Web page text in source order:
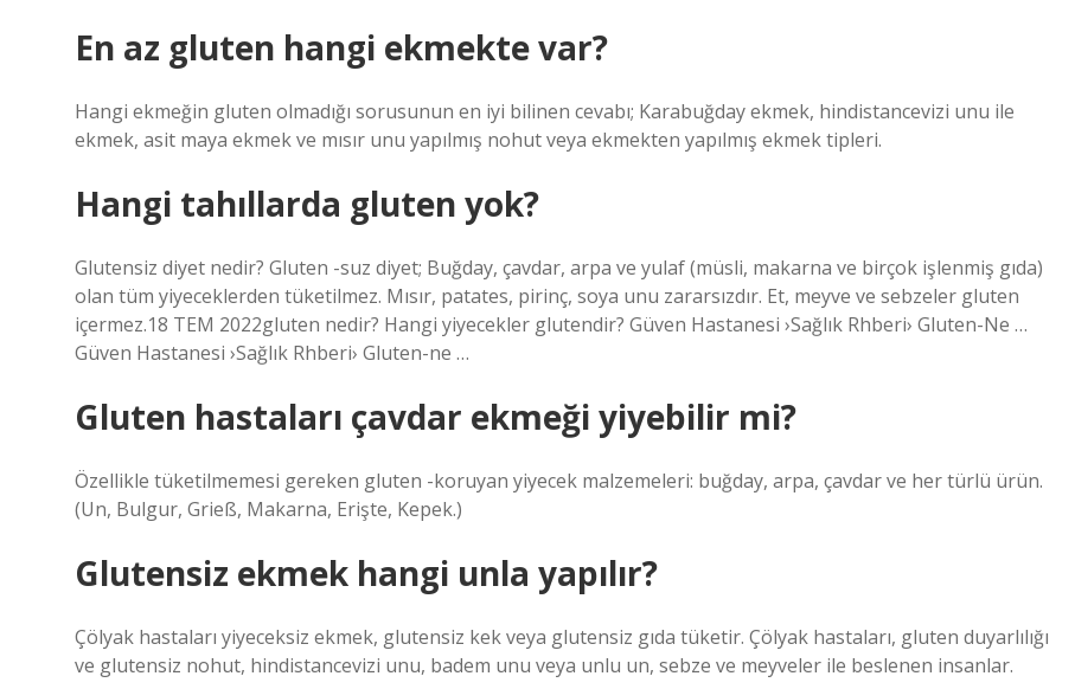
En az gluten hangi ekmekte var?
Hangi ekmeğin gluten olmadığı sorusunun en iyi bilinen cevabı; Karabuğday ekmek, hindistancevizi unu ile
ekmek, asit maya ekmek ve mısır unu yapılmış nohut veya ekmekten yapılmış ekmek tipleri.
Hangi tahıllarda gluten yok?
Glutensiz diyet nedir? Gluten -suz diyet; Buğday, çavdar, arpa ve yulaf (müsli, makarna ve birçok işlenmiş gıda)
olan tüm yiyeceklerden tüketilmez. Mısır, patates, pirinç, soya unu zararsızdır. Et, meyve ve sebzeler gluten
içermez.18 TEM 2022gluten nedir? Hangi yiyecekler glutendir? Güven Hastanesi ›Sağlık Rhberi› Gluten-Ne …
Güven Hastanesi ›Sağlık Rhberi› Gluten-ne …
Gluten hastaları çavdar ekmeği yiyebilir mi?
Özellikle tüketilmemesi gereken gluten -koruyan yiyecek malzemeleri: buğday, arpa, çavdar ve her türlü ürün.
(Un, Bulgur, Grieß, Makarna, Erişte, Kepek.)
Glutensiz ekmek hangi unla yapılır?
Çölyak hastaları yiyeceksiz ekmek, glutensiz kek veya glutensiz gıda tüketir. Çölyak hastaları, gluten duyarlılığı
ve glutensiz nohut, hindistancevizi unu, badem unu veya unlu un, sebze ve meyveler ile beslenen insanlar.